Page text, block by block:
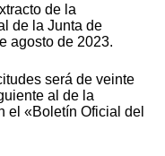
de la
de la Junta de
agosto de 2023.
será de veinte
al de la
el «Boletín Oficial del